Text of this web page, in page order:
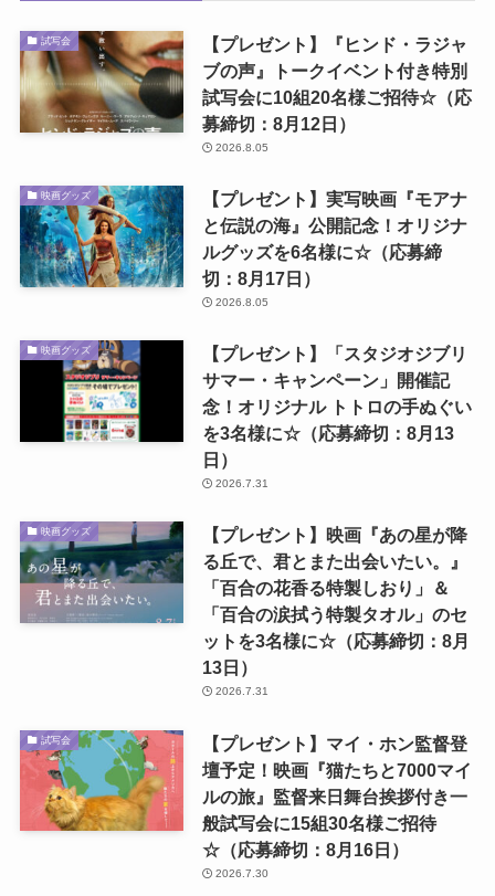
試写会
【プレゼント】『ヒンド・ラジャ
ブの声』トークイベント付き特別
試写会に10組20名様ご招待☆（応
募締切：8月12日）
2026.8.05
映画グッズ
【プレゼント】実写映画『モアナ
と伝説の海』公開記念！オリジナ
ルグッズを6名様に☆（応募締
切：8月17日）
2026.8.05
映画グッズ
【プレゼント】「スタジオジブリ
サマー・キャンペーン」開催記
念！オリジナル トトロの手ぬぐい
を3名様に☆（応募締切：8月13
日）
2026.7.31
映画グッズ
【プレゼント】映画『あの星が降
る丘で、君とまた出会いたい。』
「百合の花香る特製しおり」＆
「百合の涙拭う特製タオル」のセ
ットを3名様に☆（応募締切：8月
13日）
2026.7.31
試写会
【プレゼント】マイ・ホン監督登
壇予定！映画『猫たちと7000マイ
ルの旅』監督来日舞台挨拶付き一
般試写会に15組30名様ご招待
☆（応募締切：8月16日）
2026.7.30